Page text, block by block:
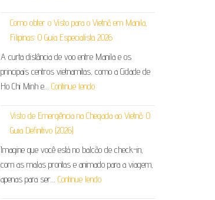
Como obter o Visto para o Vietnã em Manila,
Filipinas: O Guia Especialista 2026
A curta distância de voo entre Manila e os
principais centros vietnamitas, como a Cidade de
Ho Chi Minh e… Continue lendo
Visto de Emergência na Chegada ao Vietnã: O
Guia Definitivo (2026)
Imagine que você está no balcão de check-in,
com as malas prontas e animado para a viagem,
apenas para ser… Continue lendo